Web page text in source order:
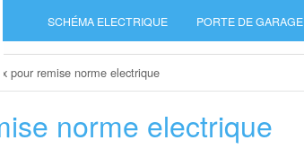
SCHÉMA ELECTRIQUE PORTE DE GARAGE
pour remise norme electrique
norme electrique